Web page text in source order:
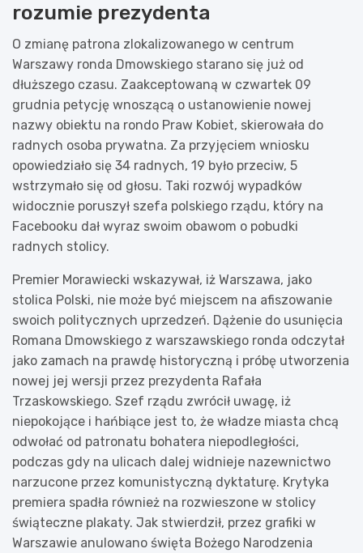
rozumie prezydenta
O zmianę patrona zlokalizowanego w centrum
Warszawy ronda Dmowskiego starano się już od
dłuższego czasu. Zaakceptowaną w czwartek 09
grudnia petycję wnoszącą o ustanowienie nowej
nazwy obiektu na rondo Praw Kobiet, skierowała do
radnych osoba prywatna. Za przyjęciem wniosku
opowiedziało się 34 radnych, 19 było przeciw, 5
wstrzymało się od głosu. Taki rozwój wypadków
widocznie poruszył szefa polskiego rządu, który na
Facebooku dał wyraz swoim obawom o pobudki
radnych stolicy.
Premier Morawiecki wskazywał, iż Warszawa, jako
stolica Polski, nie może być miejscem na afiszowanie
swoich politycznych uprzedzeń. Dążenie do usunięcia
Romana Dmowskiego z warszawskiego ronda odczytał
jako zamach na prawdę historyczną i próbę utworzenia
nowej jej wersji przez prezydenta Rafała
Trzaskowskiego. Szef rządu zwrócił uwagę, iż
niepokojące i hańbiące jest to, że władze miasta chcą
odwołać od patronatu bohatera niepodległości,
podczas gdy na ulicach dalej widnieje nazewnictwo
narzucone przez komunistyczną dyktaturę. Krytyka
premiera spadła również na rozwieszone w stolicy
świąteczne plakaty. Jak stwierdził, przez grafiki w
Warszawie anulowano święta Bożego Narodzenia